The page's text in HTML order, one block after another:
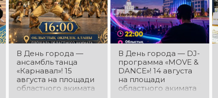
В День города —
ансамбль танца
«Карнавал»! 15
августа на площади
областного акимата
В День города — DJ-
программа «MOVE &
DANCE»! 14 августа
на площади
областного акимата